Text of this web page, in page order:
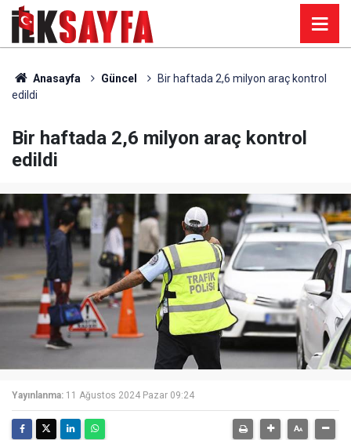
Anasayfa Güncel
Bir haftada 2,6 milyon araç kontrol
edildi
Bir haftada 2,6 milyon araç kontrol
edildi
Yayınlanma: 11 Ağustos 2024 Pazar 09:24